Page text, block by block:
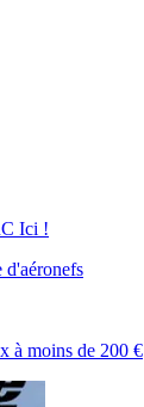
Ici !
d'aéronefs
à moins de 200 €